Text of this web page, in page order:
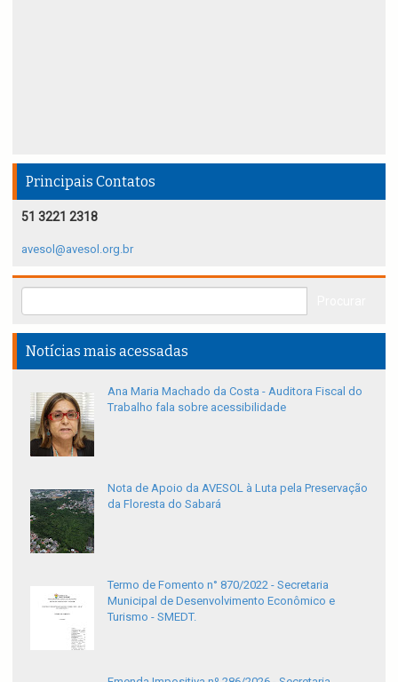
Principais Contatos
51 3221 2318
avesol@avesol.org.br
Notícias mais acessadas
Ana Maria Machado da Costa - Auditora Fiscal do
Trabalho fala sobre acessibilidade
Nota de Apoio da AVESOL à Luta pela Preservação
da Floresta do Sabará
Termo de Fomento n° 870/2022 - Secretaria
Municipal de Desenvolvimento Econômico e
Turismo - SMEDT.